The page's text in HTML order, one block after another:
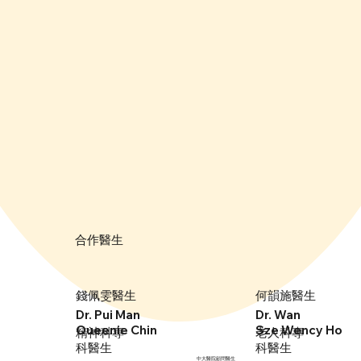
錢佩雯醫生
何韻施醫生
Dr. Pui Man
Queenie Chin
Dr. Wan
Sze Wency Ho
​合作醫生
中大醫院顧問醫生
精神科專
科醫生
老人科專
科醫生